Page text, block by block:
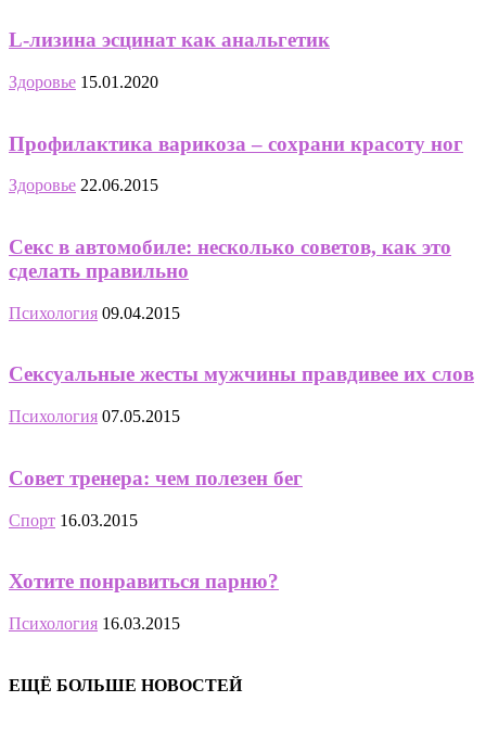
L-лизина эсцинат как анальгетик
Здоровье 15.01.2020
Профилактика варикоза – сохрани красоту ног
Здоровье 22.06.2015
Секс в автомобиле: несколько советов, как это
сделать правильно
Психология 09.04.2015
Сексуальные жесты мужчины правдивее их слов
Психология 07.05.2015
Совет тренера: чем полезен бег
Спорт 16.03.2015
Хотите понравиться парню?
Психология 16.03.2015
ЕЩЁ БОЛЬШЕ НОВОСТЕЙ